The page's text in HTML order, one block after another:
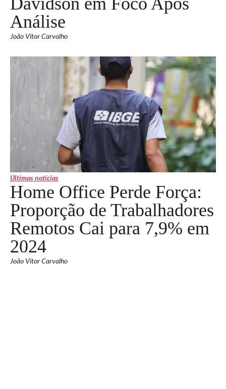
Análise
João Vitor Carvalho
Últimas notícias
Home Office Perde Força:
Proporção de Trabalhadores
Remotos Cai para 7,9% em
2024
João Vitor Carvalho